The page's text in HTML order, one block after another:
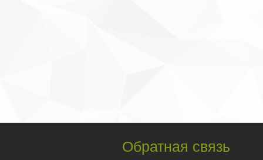
Обратная связь